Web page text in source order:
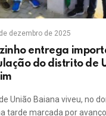
dezembro de 2025
entrega
do distrito de
União Baiana viveu, no
tarde marcada por